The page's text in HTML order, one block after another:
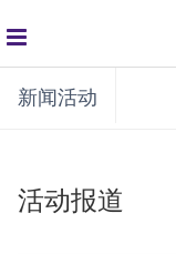
global
navigation
新闻活动
活动报道